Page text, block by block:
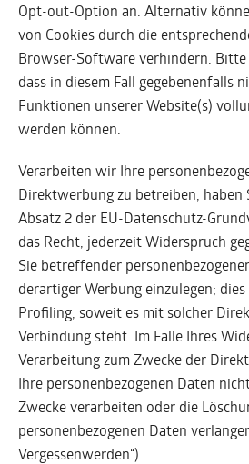
Opt-out-Option an. Alternativ
von Cookies durch die
Browser-Software verhindern. Bitte
dass in diesem Fall gegebenenfalls
Funktionen unserer Website(s)
werden können.
Verarbeiten wir Ihre
Direktwerbung zu betreiben, haben
Absatz 2 der EU-Datenschutz-
das Recht, jederzeit Widerspruch
Sie betreffender
derartiger Werbung einzulegen;
Profiling, soweit es mit solcher
Verbindung steht. Im Falle Ihres
Verarbeitung zum Zwecke der
Ihre personenbezogenen Daten
Zwecke verarbeiten oder die
personenbezogenen Daten
Vergessenwerden“).